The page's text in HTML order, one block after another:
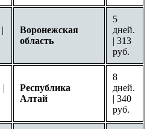
Воронежская
область
5
дней.
| 313
руб.
|
Республика
Алтай
8
дней.
| 340
руб.